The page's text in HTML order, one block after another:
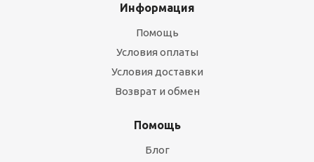
Информация
Помощь
Условия оплаты
Условия доставки
Возврат и обмен
Помощь
Блог